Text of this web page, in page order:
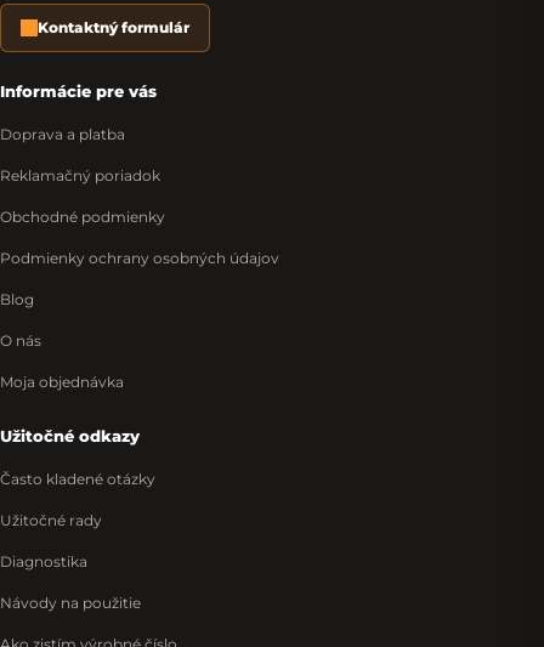
Kontaktný formulár
Informácie pre vás
Doprava a platba
Reklamačný poriadok
Obchodné podmienky
Podmienky ochrany osobných údajov
Blog
O nás
Moja objednávka
Užitočné odkazy
Často kladené otázky
Užitočné rady
Diagnostika
Návody na použitie